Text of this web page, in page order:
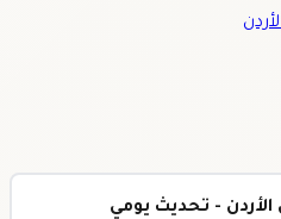
- تحديث يومي